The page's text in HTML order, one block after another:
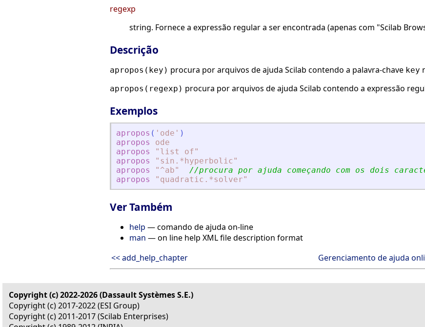
regexp
string. Fornece a expressão regular a ser encontrada (apenas com "Scilab
Descrição
apropos(key) procura por arquivos de ajuda Scilab contendo a palavra-chave key
apropos(regexp) procura por arquivos de ajuda Scilab contendo a expressão
Exemplos
apropos ( ' ode ' )
apropos
ode
apropos
"list
of"
apropos
"sin.*hyperbolic"
apropos
"^ab" //procura por ajuda começando com os dois
apropos
"quadratic.*solver"
Ver Também
help — comando de ajuda on-line
man — on line help XML file description format
<< add_help_chapter
Gerenciamento de ajuda
Copyright (c) 2022-2026 (Dassault Systèmes S.E.)
Copyright (c) 2017-2022 (ESI Group)
Copyright (c) 2011-2017 (Scilab Enterprises)